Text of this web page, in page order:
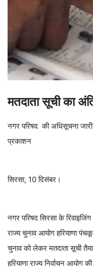
मतदाता सूची का
नगर परिषद की अधिसूचना
प्रकाशन
सिरसा, 10 दिसंबर।
नगर परिषद सिरसा के
राज्य चुनाव आयोग हरियाणा
चुनाव को लेकर मतदाता सूची
हरियाणा राज्य निर्वाचन